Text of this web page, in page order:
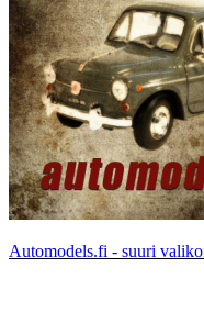
Automodels.fi - suuri